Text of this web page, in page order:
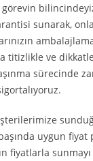
sunarak,
titizlikle ve
sürecinde
uygun fiyat
fiyatlarla